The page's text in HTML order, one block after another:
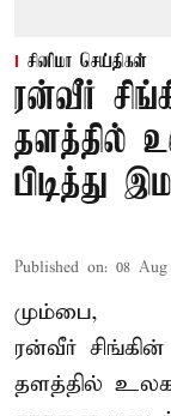
சினிமா செய்திகள்
ரன்வீர்
தளத்தில்
பிடித்து
Published on: 08 Aug
மும்பை,
ரன்வீர் சிங்கின்
தளத்தில்